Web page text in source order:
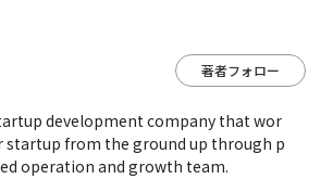
著者フォロー
development company that wor
from the ground up through p
operation and growth team.